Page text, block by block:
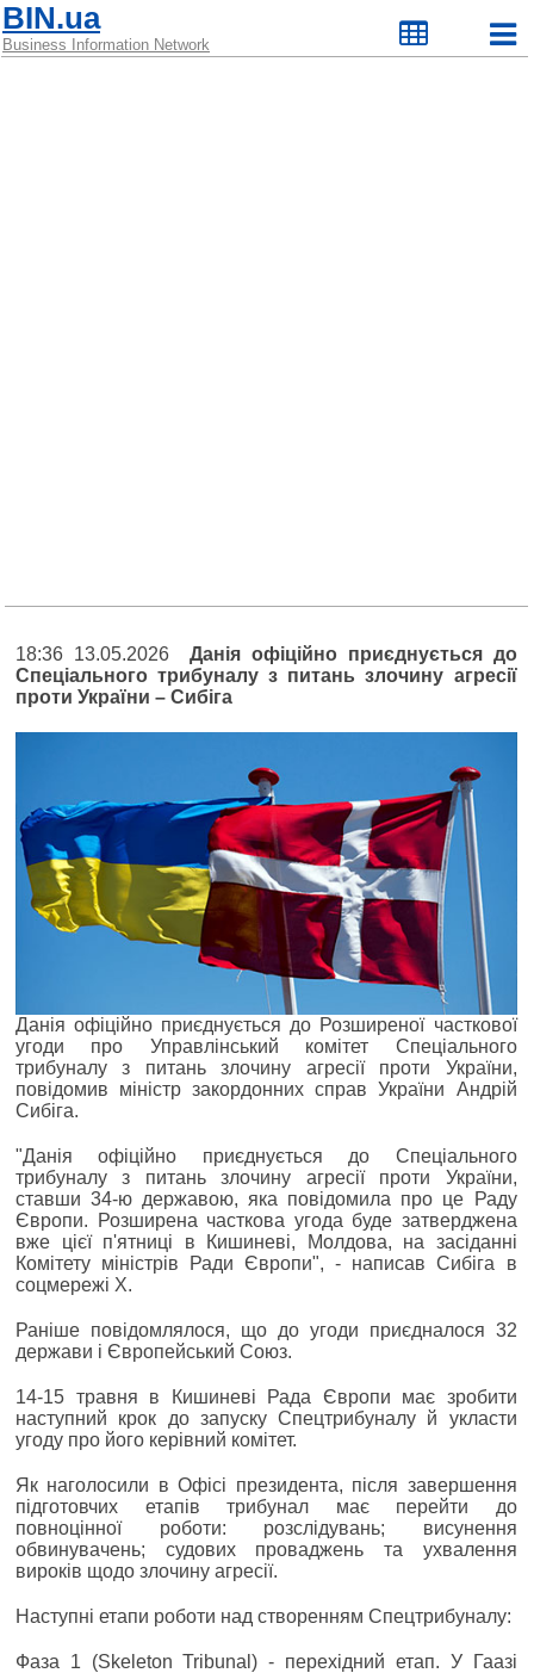
BIN.ua
Business Information Network
18:36 13.05.2026Данія офіційно приєднується до
Спеціального трибуналу з питань злочину агресії
проти України – Сибіга
Данія офіційно приєднується до Розширеної часткової
угоди про Управлінський комітет Спеціального
трибуналу з питань злочину агресії проти України,
повідомив міністр закордонних справ України Андрій
Сибіга.
"Данія офіційно приєднується до Спеціального
трибуналу з питань злочину агресії проти України,
ставши 34-ю державою, яка повідомила про це Раду
Європи. Розширена часткова угода буде затверджена
вже цієї п'ятниці в Кишиневі, Молдова, на засіданні
Комітету міністрів Ради Європи", - написав Сибіга в
соцмережі Х.
Раніше повідомлялося, що до угоди приєдналося 32
держави і Європейський Союз.
14-15 травня в Кишиневі Рада Європи має зробити
наступний крок до запуску Спецтрибуналу й укласти
угоду про його керівний комітет.
Як наголосили в Офісі президента, після завершення
підготовчих етапів трибунал має перейти до
повноцінної роботи: розслідувань; висунення
обвинувачень; судових проваджень та ухвалення
вироків щодо злочину агресії.
Наступні етапи роботи над створенням Спецтрибуналу:
Фаза 1 (Skeleton Tribunal) - перехідний етап. У Гаазі